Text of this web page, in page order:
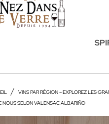
VINS PAR RÉGION – EXPLOREZ LES
NOUS SELON VALENSAC ALBARIÑO